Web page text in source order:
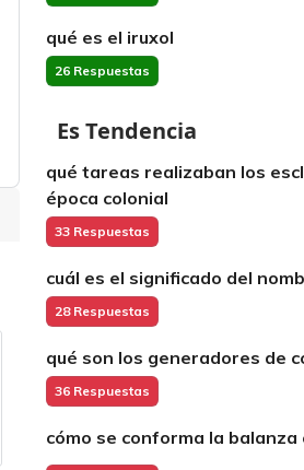
qué es el iruxol
26 Respuestas
Es Tendencia
qué tareas realizaban los
época colonial
33 Respuestas
cuál es el significado del
28 Respuestas
qué son los generadores de
36 Respuestas
cómo se conforma la balanza